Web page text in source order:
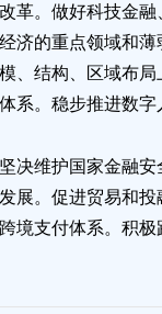
革。做好科技金
济的重点领域和
、结构、区域布
系。稳步推进数
决维护国家金融
展。促进贸易和
境支付体系。积